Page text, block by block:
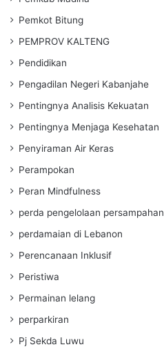
Pemkot Bitung
PEMPROV KALTENG
Pendidikan
Pengadilan Negeri Kabanjahe
Pentingnya Analisis Kekuatan
Pentingnya Menjaga Kesehatan
Penyiraman Air Keras
Perampokan
Peran Mindfulness
perda pengelolaan persampahan
perdamaian di Lebanon
Perencanaan Inklusif
Peristiwa
Permainan lelang
perparkiran
Pj Sekda Luwu